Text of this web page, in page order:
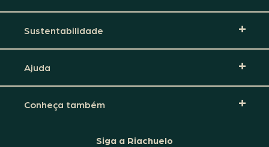
Sustentabilidade
Ajuda
Conheça também
Siga a Riachuelo